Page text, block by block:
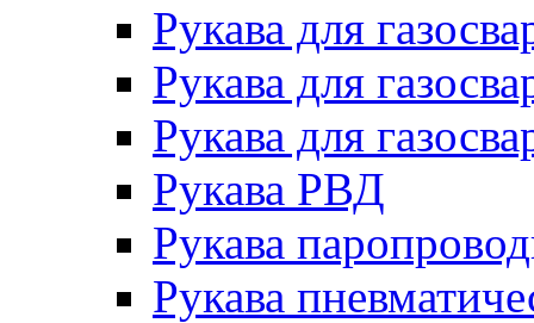
Рукава для
Рукава для
Рукава для
Рукава РВД
Рукава
Рукава